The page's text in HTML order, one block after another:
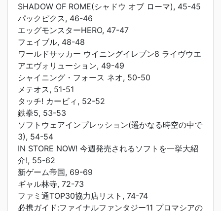
SHADOW OF ROME(シャドウ オブ ローマ), 45-45
パックピクス, 46-46
エッグモンスターHERO, 47-47
フェイブル, 48-48
ワールドサッカー ウイニングイレブン8 ライヴウエ
アエヴォリューション, 49-49
シャイニング・フォース ネオ, 50-50
メテオス, 51-51
タッチ! カービィ, 52-52
鉄拳5, 53-53
ソフトウェアインプレッション(遥かなる時空の中で
3), 54-54
IN STORE NOW! 今週発売されるソフトを一挙大紹
介!, 55-62
新ゲーム帝国, 69-69
ギャル林寺, 72-73
ファミ通TOP30協力店リスト, 74-74
必携ガイド:ファイナルファンタジー11 プロマシアの